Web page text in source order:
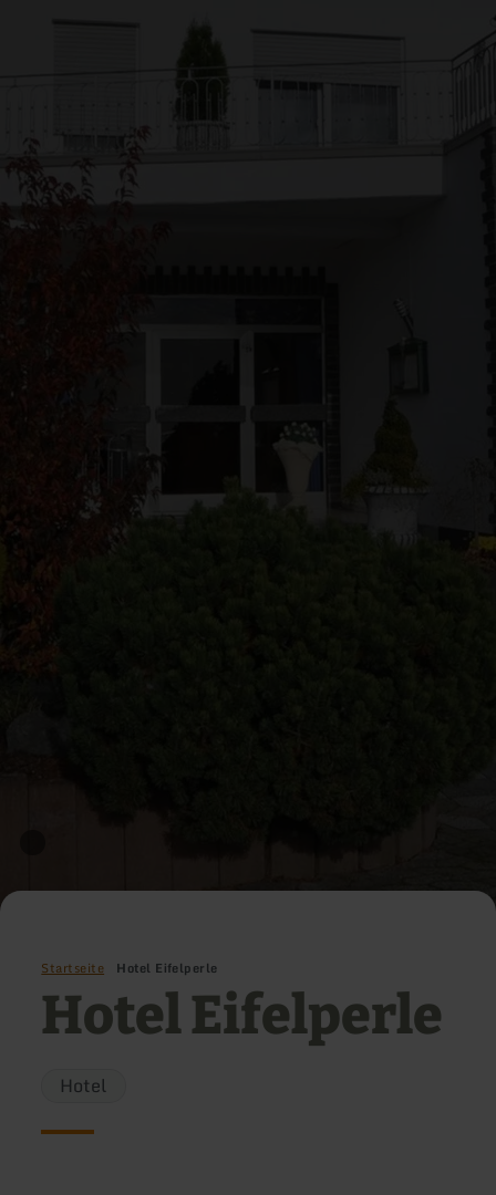
Startseite Hotel Eifelperle
Hotel Eifelperle
Hotel